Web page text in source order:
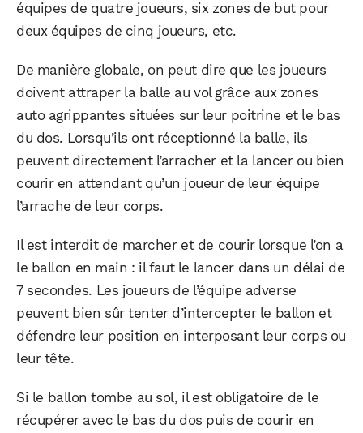
équipes de quatre joueurs, six zones de but pour
deux équipes de cinq joueurs, etc.
De manière globale, on peut dire que les joueurs
doivent attraper la balle au vol grâce aux zones
auto agrippantes situées sur leur poitrine et le bas
du dos. Lorsqu’ils ont réceptionné la balle, ils
peuvent directement l’arracher et la lancer ou bien
courir en attendant qu’un joueur de leur équipe
l’arrache de leur corps.
Il est interdit de marcher et de courir lorsque l’on a
le ballon en main : il faut le lancer dans un délai de
7 secondes. Les joueurs de l’équipe adverse
peuvent bien sûr tenter d’intercepter le ballon et
défendre leur position en interposant leur corps ou
leur tête.
Si le ballon tombe au sol, il est obligatoire de le
récupérer avec le bas du dos puis de courir en
WhatsApp Telegram
Facebook X LinkedIn